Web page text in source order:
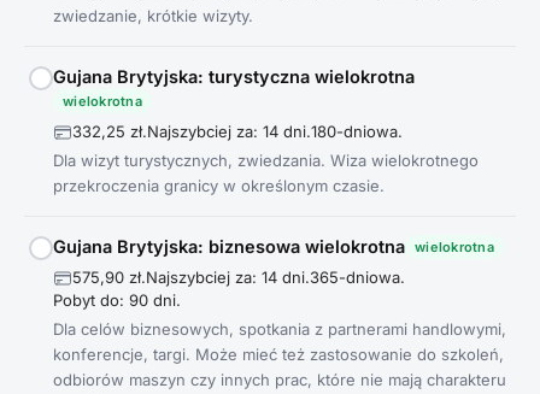
zwiedzanie, krótkie wizyty.
Gujana Brytyjska: turystyczna wielokrotna
wielokrotna
332,25 zł.Najszybciej za: 14 dni.180-dniowa.
Dla wizyt turystycznych, zwiedzania. Wiza wielokrotnego
przekroczenia granicy w określonym czasie.
Gujana Brytyjska: biznesowa wielokrotna wielokrotna
575,90 zł.Najszybciej za: 14 dni.365-dniowa.
Pobyt do: 90 dni.
Dla celów biznesowych, spotkania z partnerami handlowymi,
konferencje, targi. Może mieć też zastosowanie do szkoleń,
odbiorów maszyn czy innych prac, które nie mają charakteru